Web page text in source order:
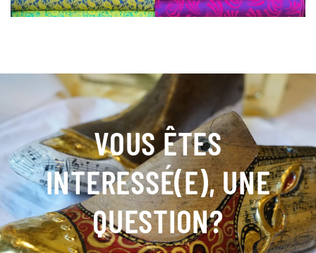
VOUS ÊTES
INTERESSÉ(E), UNE
QUESTION?